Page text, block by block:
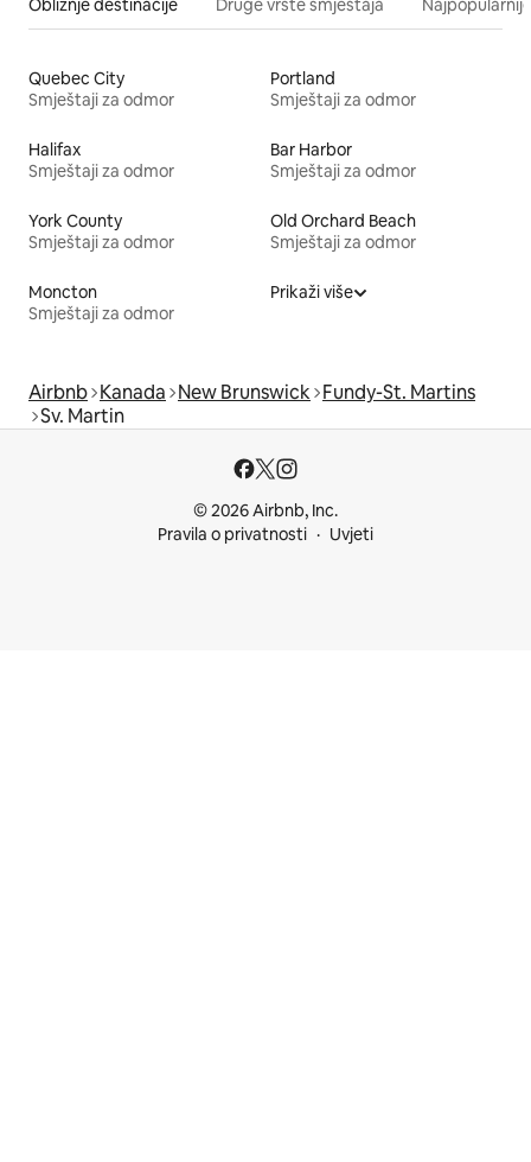
Obližnje destinacije Druge vrste smještaja
Quebec City
Smještaji za odmor
Portland
Smještaji za odmor
Halifax
Smještaji za odmor
Bar Harbor
Smještaji za odmor
York County
Smještaji za odmor
Old Orchard Beach
Smještaji za odmor
Moncton
Smještaji za odmor
Prikaži više
Airbnb Kanada New Brunswick Fundy-St. Martins
Sv. Martin
© 2026 Airbnb, Inc.
Pravila o privatnosti
Uvjeti